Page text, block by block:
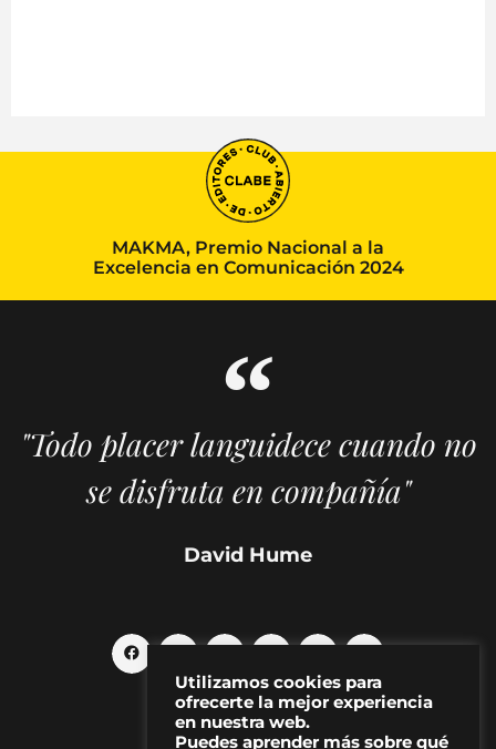
MAKMA, Premio Nacional a la
Excelencia en Comunicación 2024
"Todo placer languidece cuando no
se disfruta en compañía"
David Hume
Utilizamos cookies para
ofrecerte la mejor experiencia
en nuestra web.
Puedes aprender más sobre qué